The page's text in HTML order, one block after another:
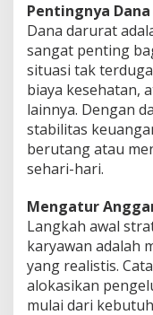
Pentingnya
Dana darurat
sangat penting
situasi tak
biaya kesehatan,
lainnya. Dengan
stabilitas
berutang atau
sehari-hari.
Mengatur
Langkah awal
karyawan adalah
yang realistis.
alokasikan
mulai dari